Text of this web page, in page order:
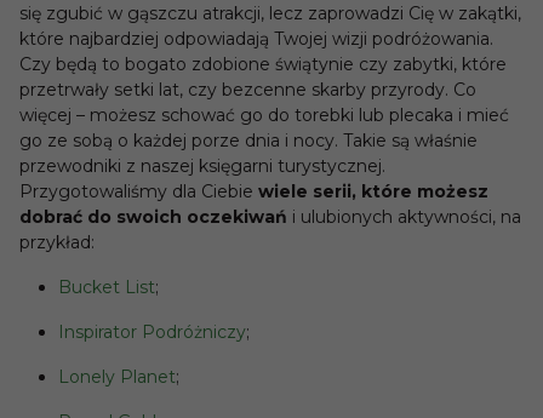
się zgubić w gąszczu atrakcji, lecz zaprowadzi Cię w zakątki,
które najbardziej odpowiadają Twojej wizji podróżowania.
Czy będą to bogato zdobione świątynie czy zabytki, które
przetrwały setki lat, czy bezcenne skarby przyrody. Co
więcej – możesz schować go do torebki lub plecaka i mieć
go ze sobą o każdej porze dnia i nocy. Takie są właśnie
przewodniki z naszej księgarni turystycznej.
Przygotowaliśmy dla Ciebie wiele serii, które możesz
dobrać do swoich oczekiwań i ulubionych aktywności, na
przykład:
Bucket List;
Inspirator Podróżniczy;
Lonely Planet;